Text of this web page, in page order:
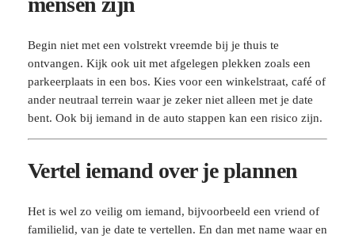
Begin niet met een volstrekt vreemde bij je thuis te
ontvangen. Kijk ook uit met afgelegen plekken zoals een
parkeerplaats in een bos. Kies voor een winkelstraat, café of
ander neutraal terrein waar je zeker niet alleen met je date
bent. Ook bij iemand in de auto stappen kan een risico zijn.
Vertel iemand over je plannen
Het is wel zo veilig om iemand, bijvoorbeeld een vriend of
familielid, van je date te vertellen. En dan met name waar en